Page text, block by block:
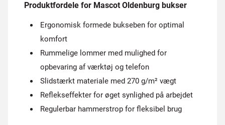
Produktfordele for Mascot Oldenburg bukser
Ergonomisk formede bukseben for optimal
komfort
Rummelige lommer med mulighed for
opbevaring af værktøj og telefon
Slidstærkt materiale med 270 g/m² vægt
Reflekseffekter for øget synlighed på arbejdet
Regulerbar hammerstrop for fleksibel brug